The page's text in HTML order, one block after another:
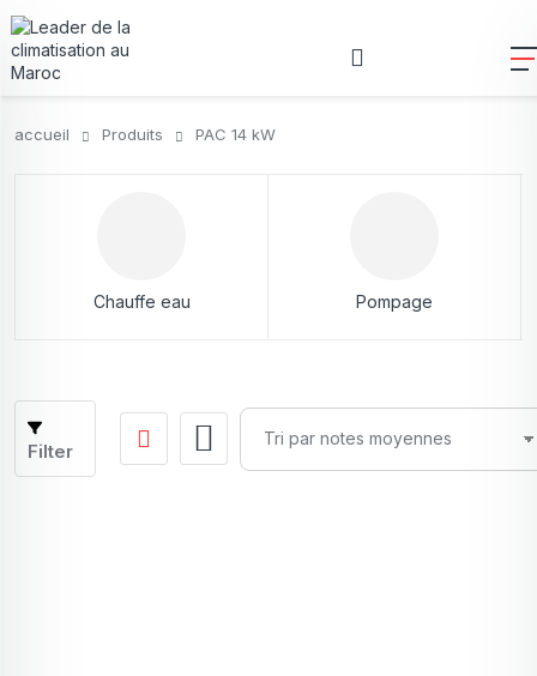
accueil Produits PAC 14 kW
Chauffe eau Pompage
Filter